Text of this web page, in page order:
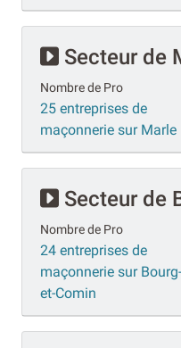
Secteur de
Nombre de Pro
25 entreprises de
maçonnerie sur Marle
Secteur de
Nombre de Pro
24 entreprises de
maçonnerie sur Bourg-
et-Comin